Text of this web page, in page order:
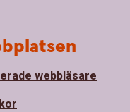
webbläsare